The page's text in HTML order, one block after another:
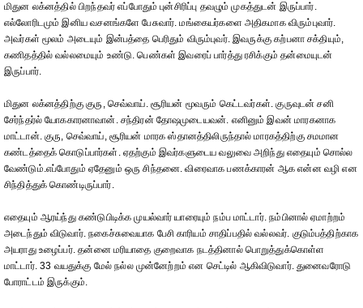
மிதுன லக்னத்தில் பிறந்தவர் எப்போதும் புன்சிரிப்பு தவழும் முகத்துடன் இருப்பார்.
எல்லோரிடமும் இனிய வசனங்களே பேசுவார். மங்கையர்களை அதிகமாக விரும்புவார்.
அவர்கள் மூலம் அடையும் இன்பத்தை பெரிதும் விரும்புவர். இவருக்கு கற்பனா சக்தியும்,
கணிதத்தில் வல்லமையும் உண்டு. பெண்கள் இவரைப் பார்த்து ரசிக்கும் தன்மையுடன்
இருப்பார்.
மிதுன லக்னத்திற்கு குரு, செவ்வாய். சூரியன் மூவரும் கெட்டவர்கள். குருவுடன் சனி
சேர்ந்தர்ல் யோககாரனாவான். சந்திரன் தோஷமுடையவன். எனினும் இவன் மாரகனாக
மாட்டான். குரு, செவ்வாய், சூரியன் மாரக ஸ்தானத்திலிருந்தால் மாரகத்திற்கு சமமான
கண்டத்தைக் கொடுப்பார்கள். ஏதற்கும் இவர்களுடைய வலுவை அறிந்து எதையும் சொல்ல
வேண்டும்.எப்போதும் ஏதேனும் ஒரு சிந்தனை. விரைவாக பணக்காரன் ஆக என்ன வழி என
சிந்தித்துக் கொண்டிருப்பார்.
எதையும் ஆரய்ந்து கண்டுபிடிக்க முயல்வார் யாரையும் நம்ப மாட்டார். நம்பினால் ஏமாற்றம்
அடைந்தும் விடுவார். நகைச்சுவையாக பேசி காரியம் சாதிப்பதில் வல்லவர். குடும்பத்திற்காக
அயராது உழைப்பர். தன்னை மரியாதை குறைவாக நடத்தினால் பொறுத்துக்கொள்ள
மாட்டார். 33 வயதுக்கு மேல் நல்ல முன்னேற்றம் என செட்டில் ஆகிவிடுவார். துனைவரோடு
போராட்டம் இருக்கும்.